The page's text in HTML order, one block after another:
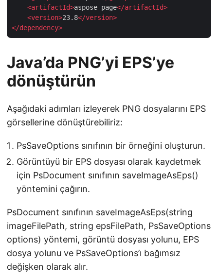
<artifactId>aspose-page</artifactId>
<version>23.8</version>
</dependency>
Java’da PNG’yi EPS’ye
dönüştürün
Aşağıdaki adımları izleyerek PNG dosyalarını EPS
görsellerine dönüştürebiliriz:
PsSaveOptions sınıfının bir örneğini oluşturun.
Görüntüyü bir EPS dosyası olarak kaydetmek
için PsDocument sınıfının saveImageAsEps()
yöntemini çağırın.
PsDocument sınıfının saveImageAsEps(string
imageFilePath, string epsFilePath, PsSaveOptions
options) yöntemi, görüntü dosyası yolunu, EPS
dosya yolunu ve PsSaveOptions’ı bağımsız
değişken olarak alır.